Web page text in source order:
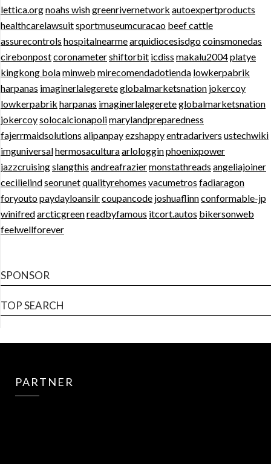
lettica.orgnoahs wishgreenrivernetwork autoexpertproducts
healthcarelawsuitsportmuseumcuracao beef cattle
assurecontrols hospitalnearmearquidiocesisdgocoinsmonedas
cirebonpostcoronametershiftorbit icdiss makalu2004platye
kingkong bolaminweb mirecomendadotienda lowkerpabrik
harpanas imaginerlalegereteglobalmarketsnation jokercoy
lowkerpabrik harpanas imaginerlalegereteglobalmarketsnation
jokercoysolocalcionapolimarylandpreparedness
fajerrmaidsolutions alipanpayezshappyentradarivers ustechwiki
imguniversalhermosaculturaarlologginphoenixpower
jazzcruisingslangthis andreafraziermonstathreads angeliajoiner
cecilielindseorunetqualityrehomes vacumetros fadiaragon
foryoutopaydayloansilrcoupancode joshuaflinnconformable-jp
winifredarcticgreenreadbyfamous itcort.autos bikersonweb
feelwellforever
SPONSOR
TOP SEARCH
PARTNER